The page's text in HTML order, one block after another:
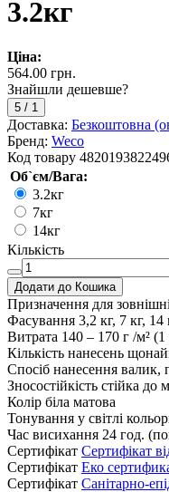
3.2кг
Ціна:
564.00 грн.
Знайшли дешевше?
5 / 1
Доставка: Безкоштовна
Бренд: Weco
Код товару
Об`єм/Вага:
3.2кг
7кг
14кг
Кількість
Додати до Кошика
Призначення для
Фасування 3,2 кг, 7 кг, 14
Витрата 140 – 170 г /м²
Кількість нанесень
Спосіб нанесення валик,
Зносостійкість стійка до
Колір біла матова
Тонування у світлі
Час висихання 24 год.
Сертифікат Cертифікат
Сертифікат Еко
Сертифікат Санітарно-